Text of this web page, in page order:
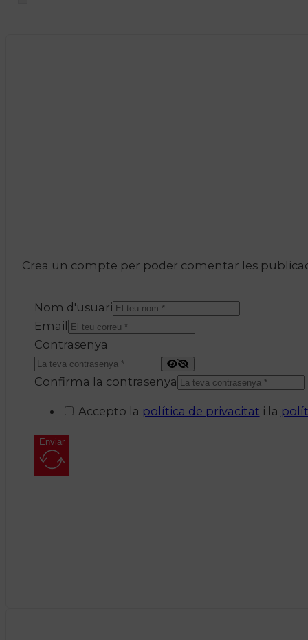
Crea un compte per poder comentar les
Nom d'usuari
Email
Contrasenya
Confirma la contrasenya
Accepto la política de privacitat i la
Enviar